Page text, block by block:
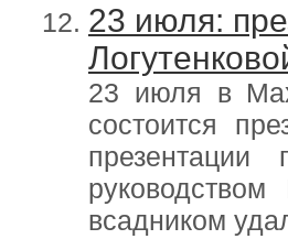
23 июля:
23 июля в
состоится
всадником